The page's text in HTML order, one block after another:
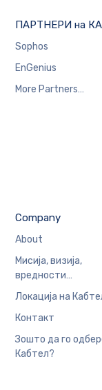
ПАРТНЕРИ на
Sophos
EnGenius
More Partners…
Company
About
Мисија, визија,
вредности…
Локација на
Контакт
Зошто да го
Кабтел?